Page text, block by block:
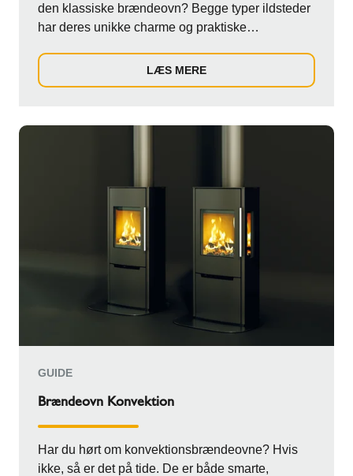
den klassiske brændeovn? Begge typer ildsteder
har deres unikke charme og praktiske
LÆS MERE
GUIDE
Brændeovn Konvektion
Har du hørt om konvektionsbrændeovne? Hvis
ikke, så er det på tide. De er både smarte,